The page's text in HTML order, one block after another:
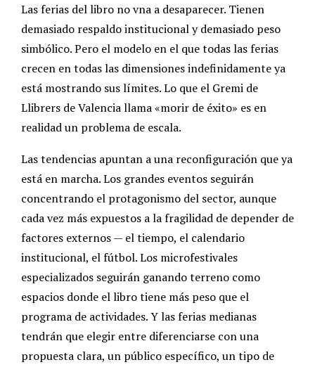
Las ferias del libro no vna a desaparecer. Tienen
demasiado respaldo institucional y demasiado peso
simbólico. Pero el modelo en el que todas las ferias
crecen en todas las dimensiones indefinidamente ya
está mostrando sus límites. Lo que el Gremi de
Llibrers de Valencia llama «morir de éxito» es en
realidad un problema de escala.
Las tendencias apuntan a una reconfiguración que ya
está en marcha. Los grandes eventos seguirán
concentrando el protagonismo del sector, aunque
cada vez más expuestos a la fragilidad de depender de
factores externos — el tiempo, el calendario
institucional, el fútbol. Los microfestivales
especializados seguirán ganando terreno como
espacios donde el libro tiene más peso que el
programa de actividades. Y las ferias medianas
tendrán que elegir entre diferenciarse con una
propuesta clara, un público específico, un tipo de